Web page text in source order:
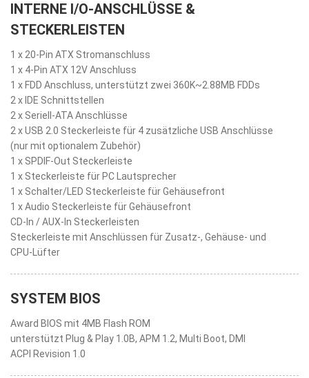
INTERNE I/O-ANSCHLÜSSE &
STECKERLEISTEN
1 x 20-Pin ATX Stromanschluss
1 x 4-Pin ATX 12V Anschluss
1 x FDD Anschluss, unterstützt zwei 360K~2.88MB FDDs
2 x IDE Schnittstellen
2 x Seriell-ATA Anschlüsse
2 x USB 2.0 Steckerleiste für 4 zusätzliche USB Anschlüsse
(nur mit optionalem Zubehör)
1 x SPDIF-Out Steckerleiste
1 x Steckerleiste für PC Lautsprecher
1 x Schalter/LED Steckerleiste für Gehäusefront
1 x Audio Steckerleiste für Gehäusefront
CD-In / AUX-In Steckerleisten
Steckerleiste mit Anschlüssen für Zusatz-, Gehäuse- und
CPU-Lüfter
SYSTEM BIOS
Award BIOS mit 4MB Flash ROM
unterstützt Plug & Play 1.0B, APM 1.2, Multi Boot, DMI
ACPI Revision 1.0